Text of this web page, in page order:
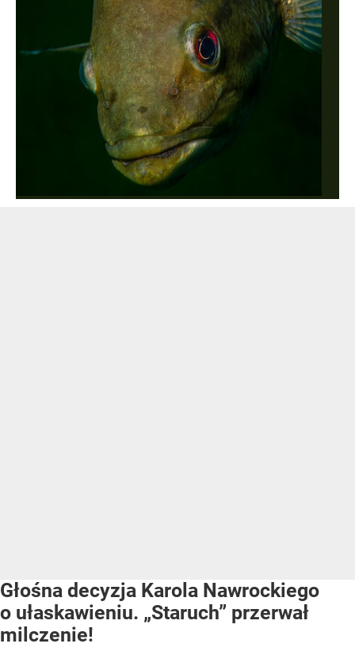
Głośna decyzja Karola Nawrockiego
o ułaskawieniu. „Staruch” przerwał
milczenie!